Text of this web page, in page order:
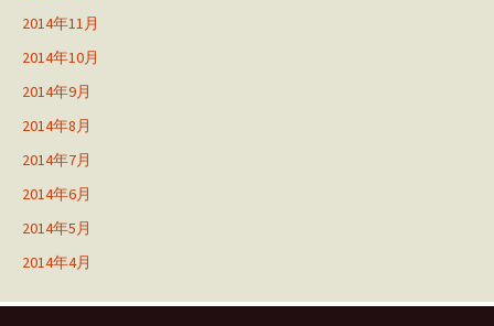
2014年11月
2014年10月
2014年9月
2014年8月
2014年7月
2014年6月
2014年5月
2014年4月